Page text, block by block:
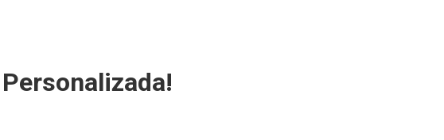
Personalizada!